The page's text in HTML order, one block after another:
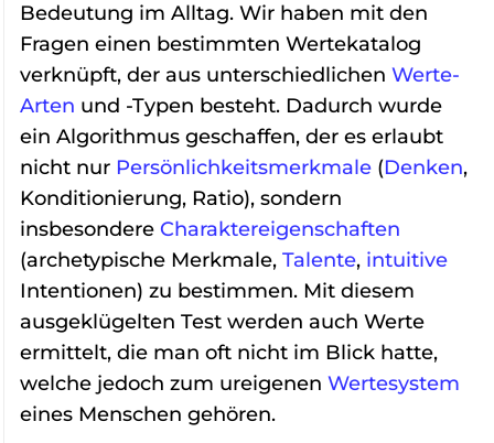
Bedeutung im Alltag. Wir haben mit den
Fragen einen bestimmten Wertekatalog
verknüpft, der aus unterschiedlichen Werte-
Arten und -Typen besteht. Dadurch wurde
ein Algorithmus geschaffen, der es erlaubt
nicht nur Persönlichkeitsmerkmale (Denken,
Konditionierung, Ratio), sondern
insbesondere Charaktereigenschaften
(archetypische Merkmale, Talente, intuitive
Intentionen) zu bestimmen. Mit diesem
ausgeklügelten Test werden auch Werte
ermittelt, die man oft nicht im Blick hatte,
welche jedoch zum ureigenen Wertesystem
eines Menschen gehören.